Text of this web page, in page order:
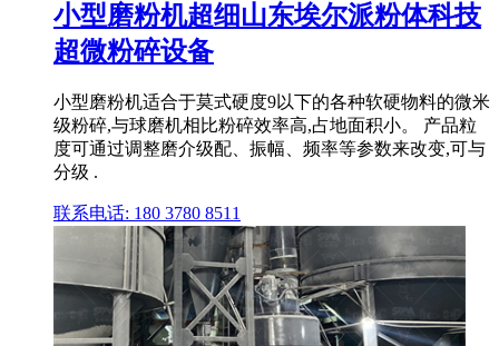
小型磨粉机超细山东埃尔派粉体科技
超微粉碎设备
小型磨粉机适合于莫式硬度9以下的各种软硬物料的微米
级粉碎,与球磨机相比粉碎效率高,占地面积小。 产品粒
度可通过调整磨介级配、振幅、频率等参数来改变,可与
分级 .
联系电话: 180 3780 8511